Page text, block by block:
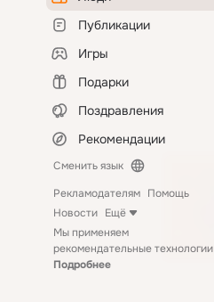
Публикации
Игры
Подарки
Поздравления
Рекомендации
Сменить язык
Рекламодателям Помощь
Новости Ещё
Мы применяем
рекомендательные технологии
Подробнее